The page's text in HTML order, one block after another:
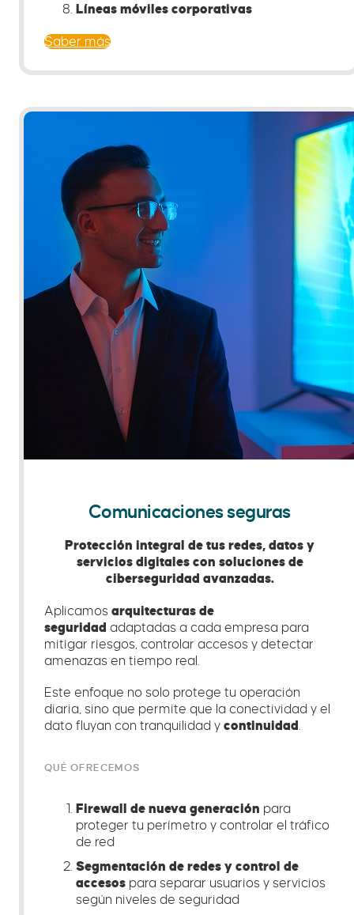
Líneas móviles corporativas
Saber más
Comunicaciones seguras
Protección integral de tus redes, datos y
servicios digitales con soluciones de
ciberseguridad avanzadas.
Aplicamosarquitecturas de
seguridad adaptadas a cada empresa para
mitigar riesgos, controlar accesos y detectar
amenazas en tiempo real.
Este enfoque no solo protege tu operación
diaria, sino que permite que la conectividad y el
dato fluyan con tranquilidad ycontinuidad
QUÉ OFRECEMOS
Firewall de nueva generación para
proteger tu perímetro y controlar el tráfico
de red
Segmentación de redes y control de
accesos para separar usuarios y servicios
según niveles de seguridad